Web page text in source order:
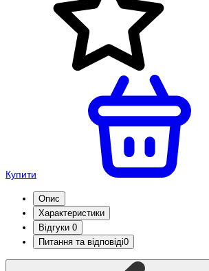
Купити
Опис
Характеристики
Відгуки 0
Питання та відповіді0